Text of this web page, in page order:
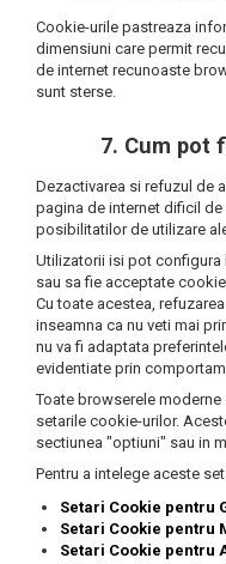
Cookie-urile pastreaza
dimensiuni care permit
de internet recunoaste
sunt sterse.
7. Cum pot
Dezactivarea si refuzul de
pagina de internet dificil
posibilitatilor de utilizare
Utilizatorii isi pot
sau sa fie acceptate
Cu toate acestea,
inseamna ca nu veti mai
nu va fi adaptata
evidentiate prin
Toate browserele
setarile cookie-urilor.
sectiunea "optiuni" sau in
Pentru a intelege aceste
Setari Cookie pentru
Setari Cookie pentru
Setari Cookie pentru